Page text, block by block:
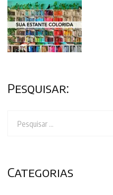
Pesquisar:
por:
Categorias